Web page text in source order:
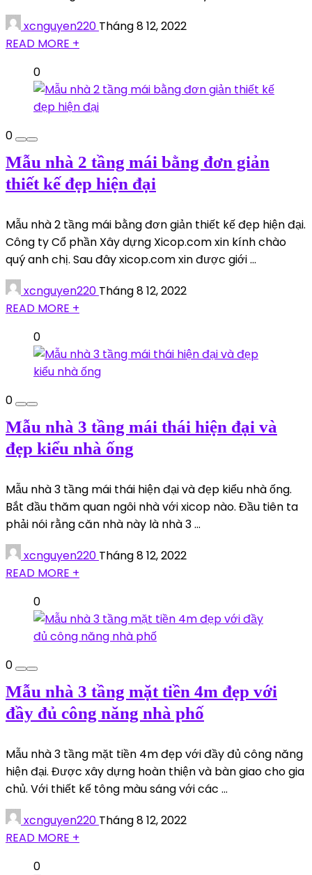
xcnguyen220 Tháng 8 12, 2022
READ MORE +
0
0
Mẫu nhà 2 tầng mái bằng đơn giản
thiết kế đẹp hiện đại
Mẫu nhà 2 tầng mái bằng đơn giản thiết kế đẹp hiện đại.
Công ty Cổ phần Xây dựng Xicop.com xin kính chào
quý anh chị. Sau đây xicop.com xin được giới ...
xcnguyen220 Tháng 8 12, 2022
READ MORE +
0
0
Mẫu nhà 3 tầng mái thái hiện đại và
đẹp kiểu nhà ống
Mẫu nhà 3 tầng mái thái hiện đại và đẹp kiểu nhà ống.
Bắt đầu thăm quan ngôi nhà với xicop nào. Đầu tiên ta
phải nói rằng căn nhà này là nhà 3 ...
xcnguyen220 Tháng 8 12, 2022
READ MORE +
0
0
Mẫu nhà 3 tầng mặt tiền 4m đẹp với
đầy đủ công năng nhà phố
Mẫu nhà 3 tầng mặt tiền 4m đẹp với đầy đủ công năng
hiện đại. Được xây dựng hoàn thiện và bàn giao cho gia
chủ. Với thiết kế tông màu sáng với các ...
xcnguyen220 Tháng 8 12, 2022
READ MORE +
0